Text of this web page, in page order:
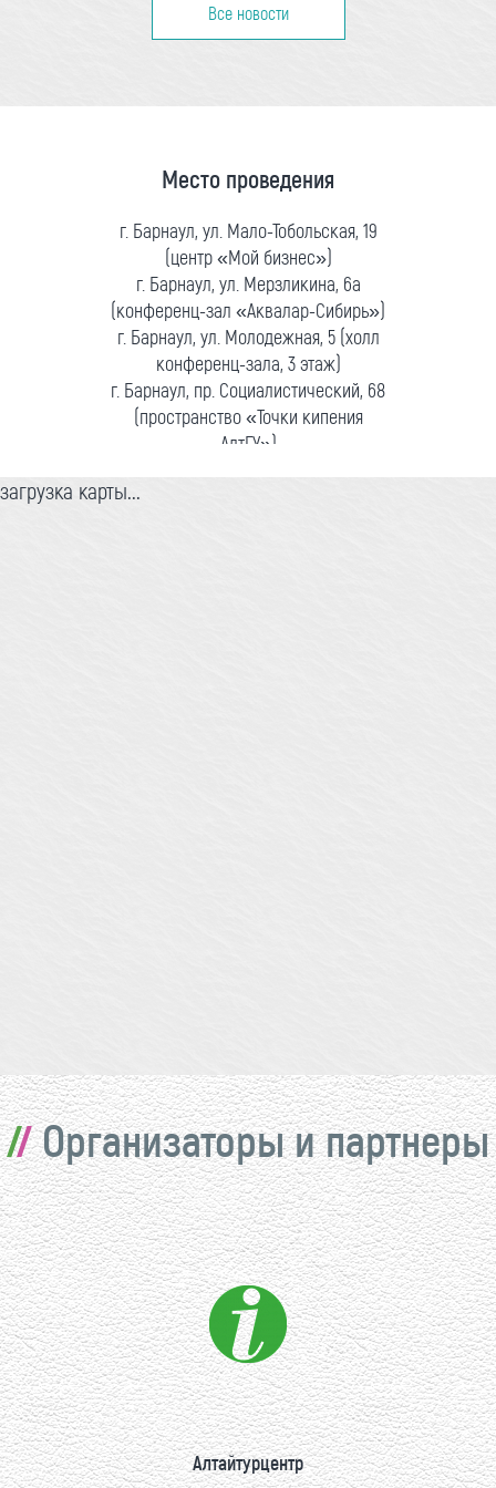
Все новости
Место проведения
г. Барнаул, ул. Мало-Тобольская, 19
(центр «Мой бизнес»)
г. Барнаул, ул. Мерзликина, 6а
(конференц-зал «Аквалар-Сибирь»)
г. Барнаул, ул. Молодежная, 5 (холл
конференц-зала, 3 этаж)
г. Барнаул, пр. Социалистический, 68
(пространство «Точки кипения
АлтГУ»)
загрузка карты...
Организаторы и партнеры
Алтайтурцентр